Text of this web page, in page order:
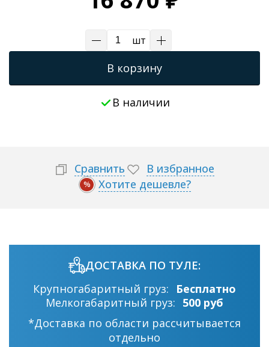
шт
В корзину
В наличии
Сравнить В избранное
% Хотите дешевле?
ДОСТАВКА ПО ТУЛЕ:
Крупногабаритный груз:
Бесплатно
Мелкогабаритный груз: 500 руб
*Доставка по области рассчитывается
отдельно